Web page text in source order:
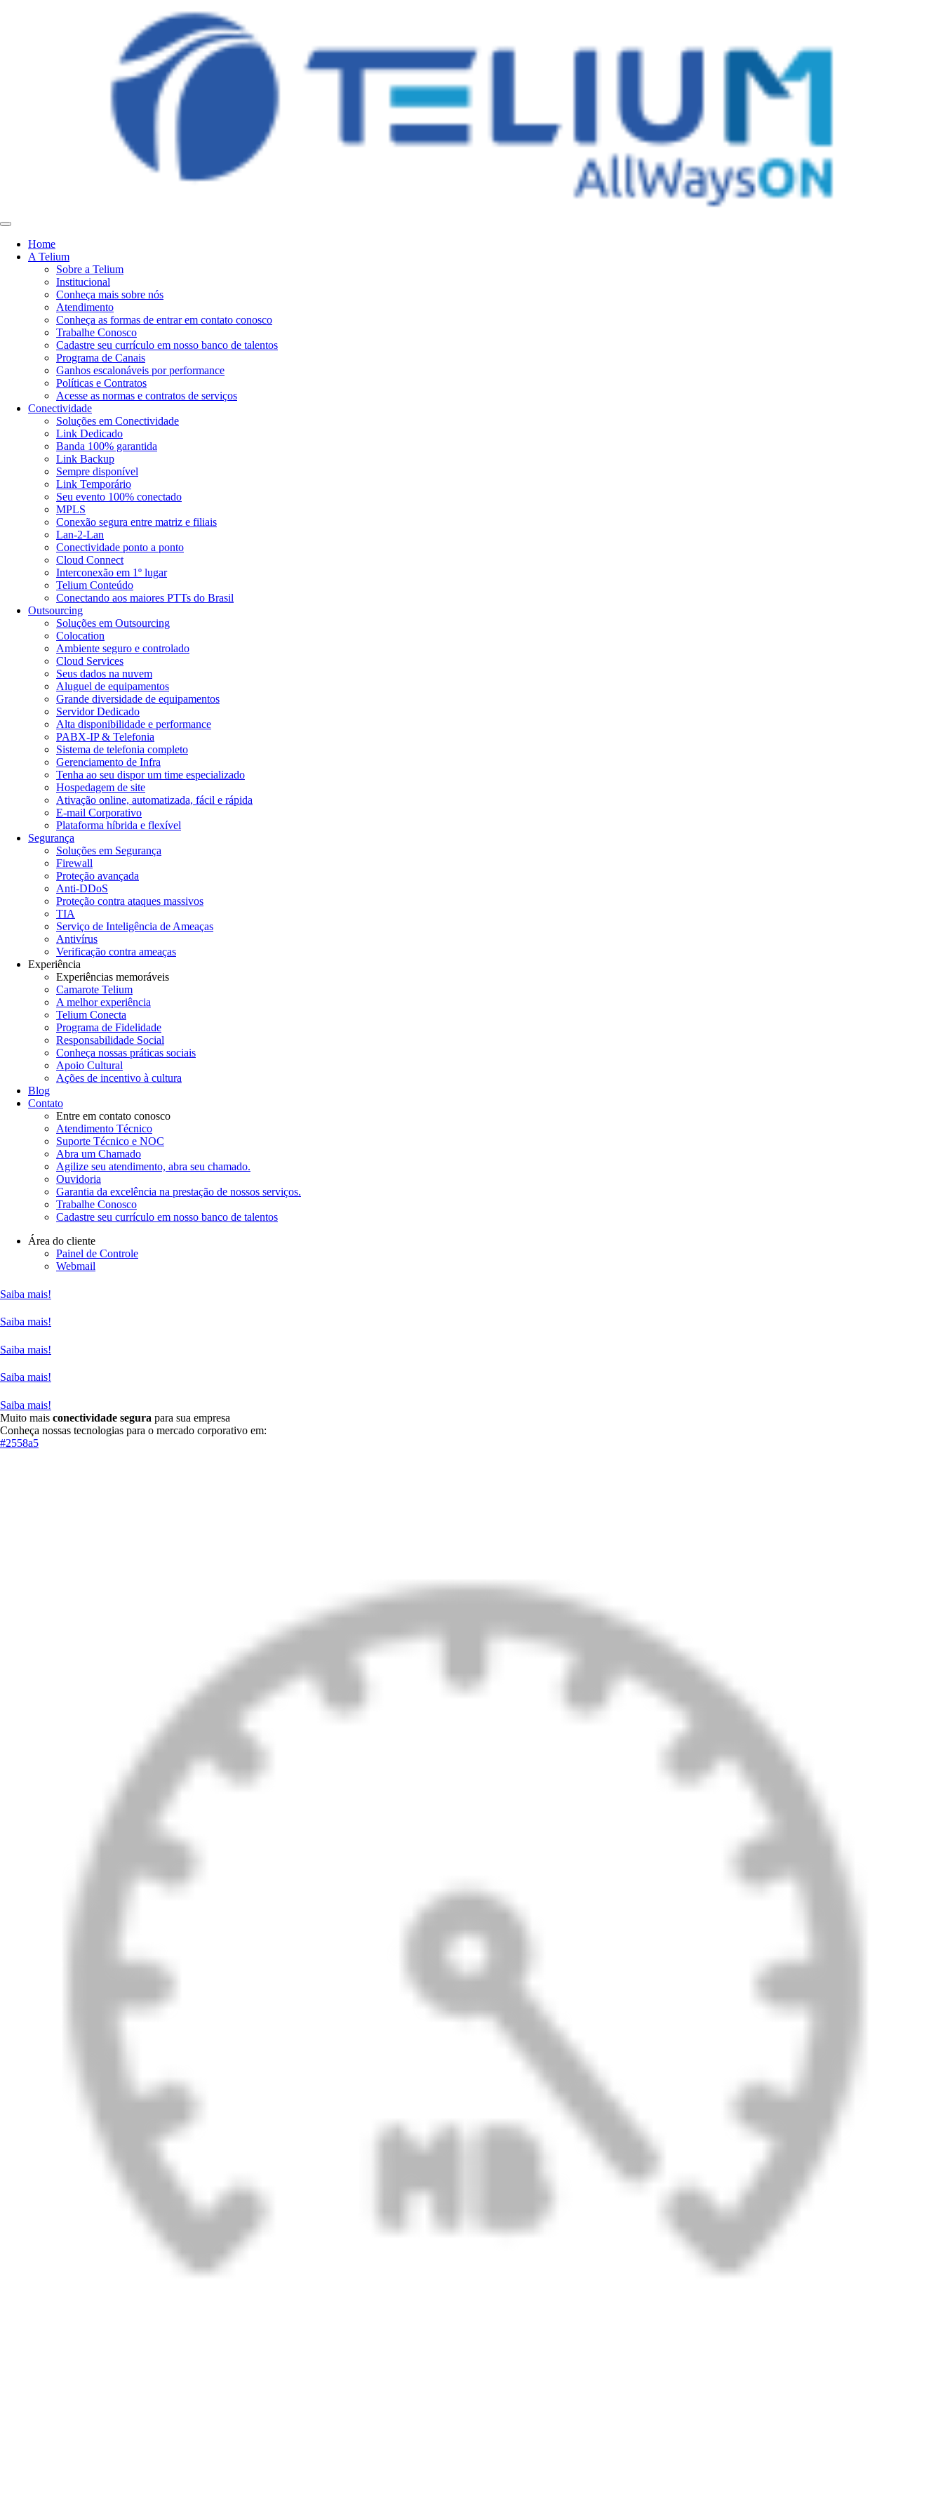
Home
A Telium
Sobre a Telium
Institucional
Conheça mais sobre nós
Atendimento
Conheça as formas de entrar em contato conosco
Trabalhe Conosco
Cadastre seu currículo em nosso banco de talentos
Programa de Canais
Ganhos escalonáveis por performance
Políticas e Contratos
Acesse as normas e contratos de serviços
Conectividade
Soluções em Conectividade
Link Dedicado
Banda 100% garantida
Link Backup
Sempre disponível
Link Temporário
Seu evento 100% conectado
MPLS
Conexão segura entre matriz e filiais
Lan-2-Lan
Conectividade ponto a ponto
Cloud Connect
Interconexão em 1º lugar
Telium Conteúdo
Conectando aos maiores PTTs do Brasil
Outsourcing
Soluções em Outsourcing
Colocation
Ambiente seguro e controlado
Cloud Services
Seus dados na nuvem
Aluguel de equipamentos
Grande diversidade de equipamentos
Servidor Dedicado
Alta disponibilidade e performance
PABX-IP & Telefonia
Sistema de telefonia completo
Gerenciamento de Infra
Tenha ao seu dispor um time especializado
Hospedagem de site
Ativação online, automatizada, fácil e rápida
E-mail Corporativo
Plataforma híbrida e flexível
Segurança
Soluções em Segurança
Firewall
Proteção avançada
Anti-DDoS
Proteção contra ataques massivos
TIA
Serviço de Inteligência de Ameaças
Antivírus
Verificação contra ameaças
Experiência
Experiências memoráveis
Camarote Telium
A melhor experiência
Telium Conecta
Programa de Fidelidade
Responsabilidade Social
Conheça nossas práticas sociais
Apoio Cultural
Ações de incentivo à cultura
Blog
Contato
Entre em contato conosco
Atendimento Técnico
Suporte Técnico e NOC
Abra um Chamado
Agilize seu atendimento, abra seu chamado.
Ouvidoria
Garantia da excelência na prestação de nossos serviços.
Trabalhe Conosco
Cadastre seu currículo em nosso banco de talentos
Área do cliente
Painel de Controle
Webmail
Saiba mais!
Saiba mais!
Saiba mais!
Saiba mais!
Saiba mais!
Muito mais conectividade segura para sua empresa
Conheça nossas tecnologias para o mercado corporativo em:
#2558a5